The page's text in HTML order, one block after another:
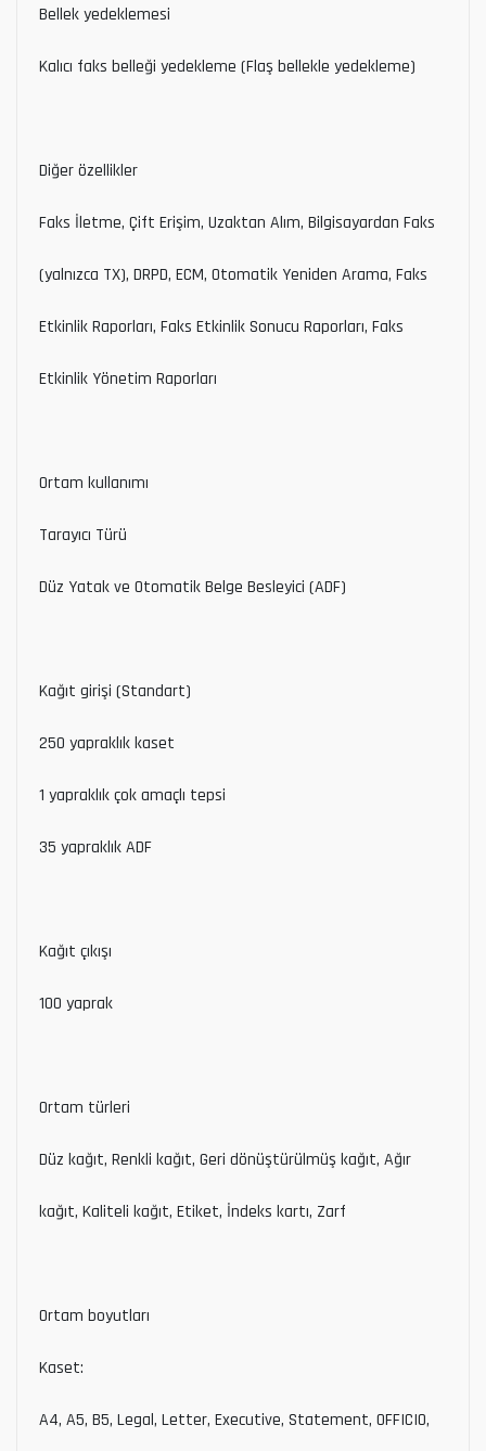
Bellek yedeklemesi
Kalıcı faks belleği yedekleme (Flaş bellekle yedekleme)
Diğer özellikler
Faks İletme, Çift Erişim, Uzaktan Alım, Bilgisayardan Faks
(yalnızca TX), DRPD, ECM, Otomatik Yeniden Arama, Faks
Etkinlik Raporları, Faks Etkinlik Sonucu Raporları, Faks
Etkinlik Yönetim Raporları
Ortam kullanımı
Tarayıcı Türü
Düz Yatak ve Otomatik Belge Besleyici (ADF)
Kağıt girişi (Standart)
250 yapraklık kaset
1 yapraklık çok amaçlı tepsi
35 yapraklık ADF
Kağıt çıkışı
100 yaprak
Ortam türleri
Düz kağıt, Renkli kağıt, Geri dönüştürülmüş kağıt, Ağır
kağıt, Kaliteli kağıt, Etiket, İndeks kartı, Zarf
Ortam boyutları
Kaset:
A4, A5, B5, Legal, Letter, Executive, Statement, OFFICIO,